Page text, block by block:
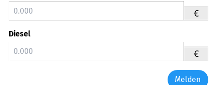
€
Diesel
€
Melden